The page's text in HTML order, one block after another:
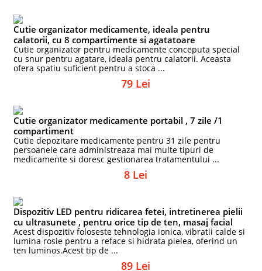
Cutie organizator medicamente, ideala pentru
calatorii, cu 8 compartimente si agatatoare
Cutie organizator pentru medicamente conceputa special
cu snur pentru agatare, ideala pentru calatorii. Aceasta
ofera spatiu suficient pentru a stoca ...
79 Lei
Cutie organizator medicamente portabil , 7 zile /1
compartiment
Cutie depozitare medicamente pentru 31 zile pentru
persoanele care administreaza mai multe tipuri de
medicamente si doresc gestionarea tratamentului ...
8 Lei
Dispozitiv LED pentru ridicarea fetei, intretinerea pielii
cu ultrasunete , pentru orice tip de ten, masaj facial
Acest dispozitiv foloseste tehnologia ionica, vibratii calde si
lumina rosie pentru a reface si hidrata pielea, oferind un
ten luminos.Acest tip de ...
89 Lei